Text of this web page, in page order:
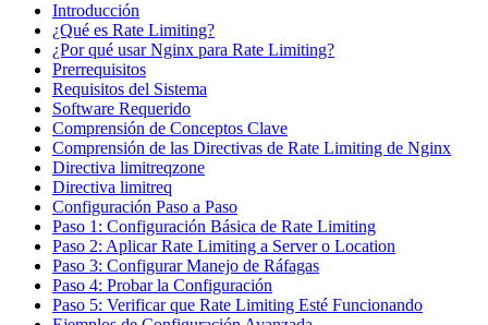
Introducción
¿Qué es Rate Limiting?
¿Por qué usar Nginx para Rate Limiting?
Prerrequisitos
Requisitos del Sistema
Software Requerido
Comprensión de Conceptos Clave
Comprensión de las Directivas de Rate Limiting de Nginx
Directiva limitreqzone
Directiva limitreq
Configuración Paso a Paso
Paso 1: Configuración Básica de Rate Limiting
Paso 2: Aplicar Rate Limiting a Server o Location
Paso 3: Configurar Manejo de Ráfagas
Paso 4: Probar la Configuración
Paso 5: Verificar que Rate Limiting Esté Funcionando